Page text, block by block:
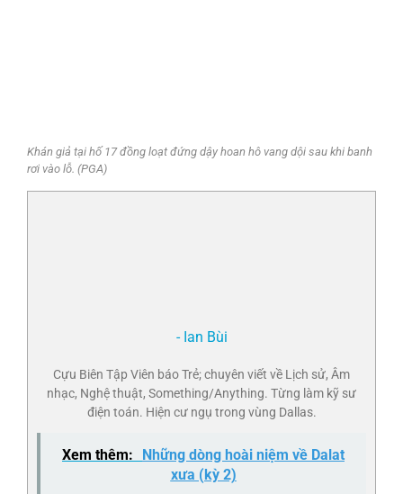
Khán giả tại hố 17 đồng loạt đứng dậy hoan hô vang dội sau khi banh
rơi vào lỗ. (PGA)
- Ian Bùi
Cựu Biên Tập Viên báo Trẻ; chuyên viết về Lịch sử, Âm
nhạc, Nghệ thuật, Something/Anything. Từng làm kỹ sư
điện toán. Hiện cư ngụ trong vùng Dallas.
Xem thêm:
Những dòng hoài niệm về Dalat
xưa (kỳ 2)